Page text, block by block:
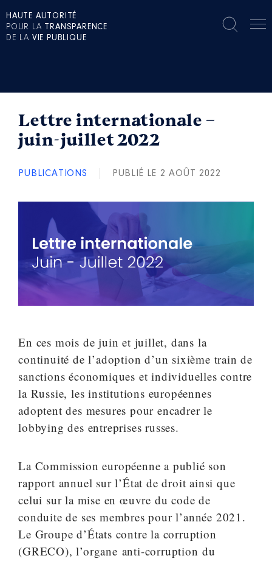
HAUTE AUTORITÉ
POUR LA TRANSPARENCE
DE LA VIE PUBLIQUE
Lettre internationale –
juin-juillet 2022
PUBLICATIONS PUBLIÉ LE 2 AOÛT 2022
En ces mois de juin et juillet, dans la
continuité de l’adoption d’un sixième train de
sanctions économiques et individuelles contre
la Russie, les institutions européennes
adoptent des mesures pour encadrer le
lobbying des entreprises russes.
La Commission européenne a publié son
rapport annuel sur l’État de droit ainsi que
celui sur la mise en œuvre du code de
conduite de ses membres pour l’année 2021.
Le Groupe d’États contre la corruption
(GRECO), l’organe anti-corruption du